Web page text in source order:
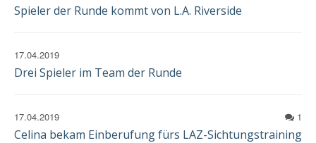
Spieler der Runde kommt von L.A. Riverside
17.04.2019
Drei Spieler im Team der Runde
1
17.04.2019
Celina bekam Einberufung fürs LAZ-Sichtungstraining